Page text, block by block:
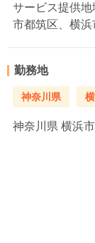
サービス提供
市都筑区、横
勤務地
神奈川県
神奈川県 横浜